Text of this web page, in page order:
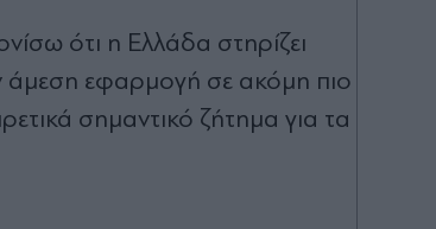
ότι η Ελλάδα στηρίζει
άμεση εφαρμογή σε ακόμη πιο
σημαντικό ζήτημα για τα